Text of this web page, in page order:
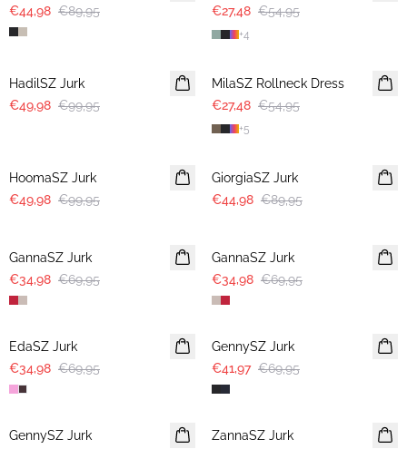
€44,98 €89,95
€27,48 €54,95
+4
HadilSZ Jurk
€49,98 €99,95
MilaSZ Rollneck Dress
€27,48 €54,95
+5
HoomaSZ Jurk
€49,98 €99,95
GiorgiaSZ Jurk
€44,98 €89,95
GannaSZ Jurk
€34,98 €69,95
GannaSZ Jurk
€34,98 €69,95
-50%
EdaSZ Jurk
€34,98 €69,95
-40%
GennySZ Jurk
€41,97 €69,95
-40%
GennySZ Jurk
ZannaSZ Jurk